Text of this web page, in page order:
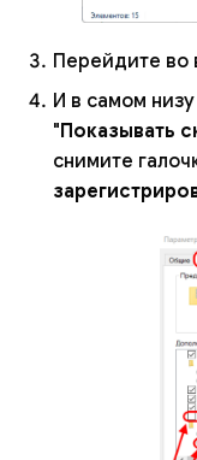
Перейдите во
И в самом
"Показывать
снимите